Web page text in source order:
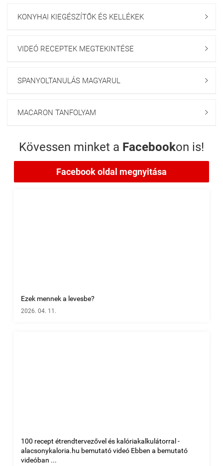
KONYHAI KIEGÉSZÍTŐK ÉS KELLÉKEK 
VIDEÓ RECEPTEK MEGTEKINTÉSE 
SPANYOLTANULÁS MAGYARUL 
MACARON TANFOLYAM 
Kövessen minket a Facebookon is!
Facebook oldal megnyitása
Ezek mennek a levesbe?
2026. 04. 11.
100 recept étrendtervezővel és kalóriakalkulátorral -
alacsonykaloria.hu bemutató videó Ebben a bemutató
videóban ...